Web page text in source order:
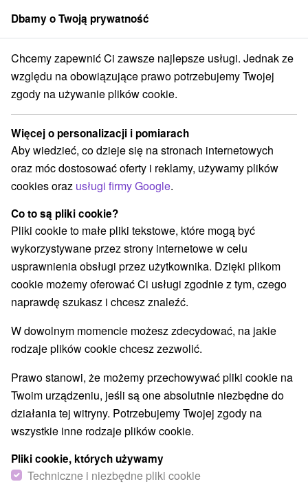
członek grupySorger
Atrakcje na Słowacji Źródła w Tatrach
Źródła w Tatrach
Kategorie
Wszystkie kategorie
Zamki(1)
Areny laserowe i paintball(3)
Wieże obserwacyjne i chodniki
Zamki, pałace, ruiny(3)
Loty widokowe i rejsy wycieczkowe (1) Sporty(11)
Jazda konna(3) Skanseny(6) Chaty górskie(19)
Ośrodki i miasteczka dziecięce(8)
Obiekty architektoniczne(2) Ośrodek narciarski
Parki miejskie i zamkowe
Pola golfowe (3) Amfiteatry i kina w przyrodzie(2)
Túry a turistické chodníky(53) Escaperoom
Atrakcje z adrenaliną(21) Atrakcje turystyczne (29)
Muzea i galerie(15)
Ogrody zoologiczne i fermy zwierząt (1)
Ogrody botaniczne(2)
Jeziora, jeziora, zbiorniki wodne
Atrakcje dla dzieci(52) Zabytki techniki
Dbamy o Twoją prywatność
Chcemy zapewnić Ci zawsze najlepsze usługi. Jednak ze
względu na obowiązujące prawo potrzebujemy Twojej
zgody na używanie plików cookie.
Więcej o personalizacji i pomiarach
Aby wiedzieć, co dzieje się na stronach internetowych
oraz móc dostosować oferty i reklamy, używamy plików
cookies oraz usługi firmy Google.
Co to są pliki cookie?
Pliki cookie to małe pliki tekstowe, które mogą być
wykorzystywane przez strony internetowe w celu
usprawnienia obsługi przez użytkownika. Dzięki plikom
cookie możemy oferować Ci usługi zgodnie z tym, czego
naprawdę szukasz i chcesz znaleźć.
W dowolnym momencie możesz zdecydować, na jakie
rodzaje plików cookie chcesz zezwolić.
Prawo stanowi, że możemy przechowywać pliki cookie na
Twoim urządzeniu, jeśli są one absolutnie niezbędne do
działania tej witryny. Potrzebujemy Twojej zgody na
wszystkie inne rodzaje plików cookie.
Pliki cookie, których używamy
Techniczne i niezbędne pliki cookie